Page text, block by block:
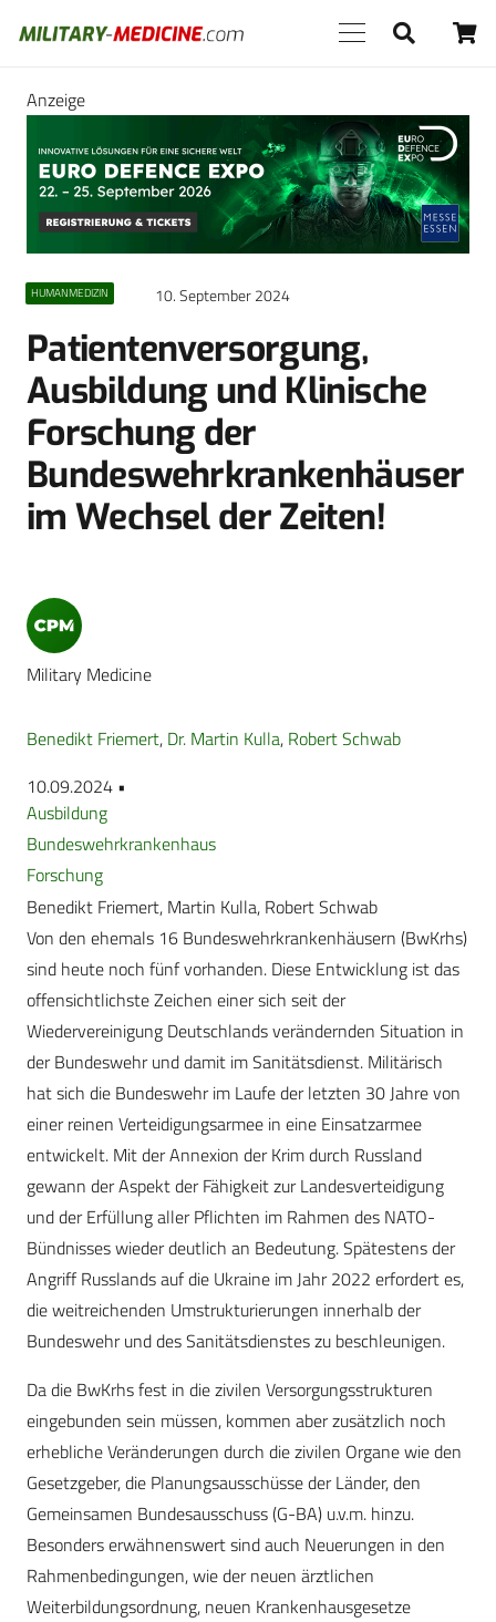
Anzeige
HUMANMEDIZIN 10. September 2024
Patientenversorgung,
Ausbildung und Klinische
Forschung der
Bundeswehrkrankenhäuser
im Wechsel der Zeiten!
Military Medicine
Benedikt Friemert, Dr. Martin Kulla, Robert Schwab
10.09.2024 •
Ausbildung
Bundeswehrkrankenhaus
Forschung
Benedikt Friemert, Martin Kulla, Robert Schwab
Von den ehemals 16 Bundeswehrkrankenhäusern (BwKrhs)
sind heute noch fünf vorhanden. Diese Entwicklung ist das
offensichtlichste Zeichen einer sich seit der
Wiedervereinigung Deutschlands verändernden Situation in
der Bundeswehr und damit im Sanitätsdienst. Militärisch
hat sich die Bundeswehr im Laufe der letzten 30 Jahre von
einer reinen Verteidigungsarmee in eine Einsatzarmee
entwickelt. Mit der Annexion der Krim durch Russland
gewann der Aspekt der Fähigkeit zur Landesverteidigung
und der Erfüllung aller Pflichten im Rahmen des NATO-
Bündnisses wieder deutlich an Bedeutung. Spätestens der
Angriff Russlands auf die Ukraine im Jahr 2022 erfordert es,
die weitreichenden Umstrukturierungen innerhalb der
Bundeswehr und des Sanitätsdienstes zu beschleunigen.
Da die BwKrhs fest in die zivilen Versorgungsstrukturen
eingebunden sein müssen, kommen aber zusätzlich noch
erhebliche Veränderungen durch die zivilen Organe wie den
Gesetzgeber, die Planungsausschüsse der Länder, den
Gemeinsamen Bundesausschuss (G-BA) u.v.m. hinzu.
Besonders erwähnenswert sind auch Neuerungen in den
Rahmenbedingungen, wie der neuen ärztlichen
Weiterbildungsordnung, neuen Krankenhausgesetze